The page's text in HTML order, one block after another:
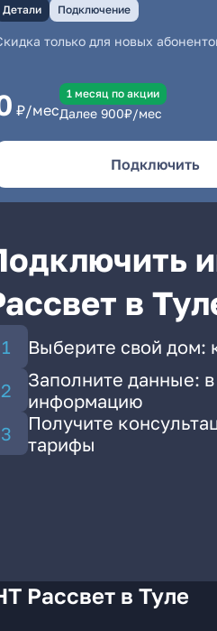
Детали Подключение
только для новых
₽/мес
1 месяц по акции
Далее 900₽/мес
Подключить
в
Выберите свой дом:
Заполните данные:
информацию
Получите
тарифы
Рассвет в Туле